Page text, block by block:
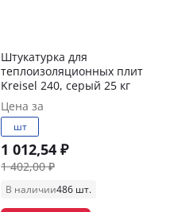
Штукатурка для
теплоизоляционных плит
Kreisel 240, серый 25 кг
Цена за
шт
1 012,54 ₽
1 402,00 ₽
В наличии486 шт.